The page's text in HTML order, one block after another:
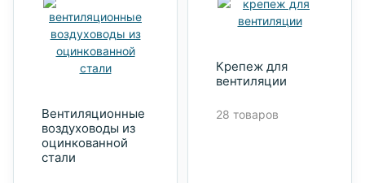
Вентиляционные
воздуховоды из
оцинкованной
стали
Крепеж для
вентиляции
28 товаров